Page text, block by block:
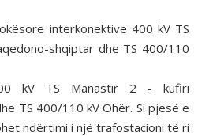
interkonektive 400 kV TS
shqiptar dhe TS 400/110
kV TS Manastir 2 - kufiri
TS 400/110 kV Ohër. Si pjesë e
ndërtimi i një trafostacioni të ri